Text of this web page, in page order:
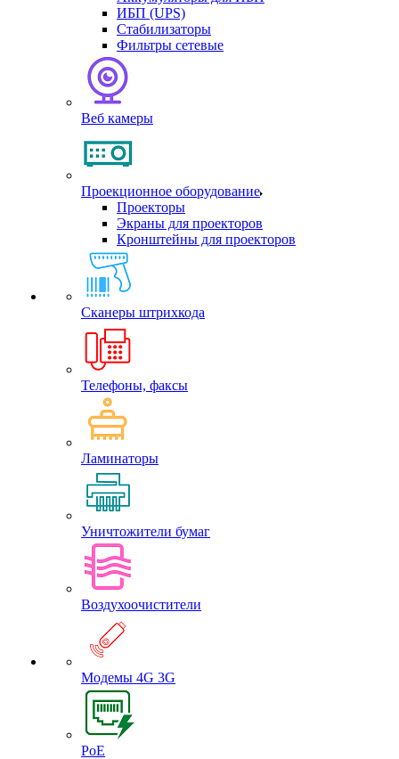
ИБП (UPS)
Стабилизаторы
Фильтры сетевые
Веб камеры
Проекционное оборудование
Проекторы
Экраны для проекторов
Кронштейны для проекторов
Сканеры штрихкода
Телефоны, факсы
Ламинаторы
Уничтожители бумаг
Воздухоочистители
Модемы 4G 3G
PoE